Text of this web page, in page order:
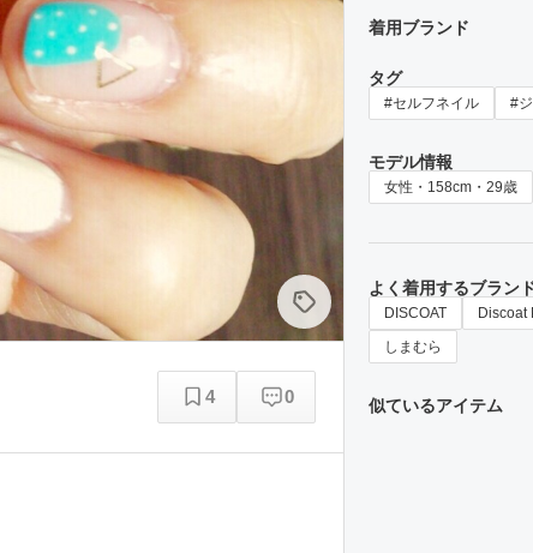
4 0
着用ブランド
タグ
#セルフネイル #
モデル情報
女性・158cm・29歳
よく着用するブラン
DISCOAT Discoat
しまむら
似ているアイテム